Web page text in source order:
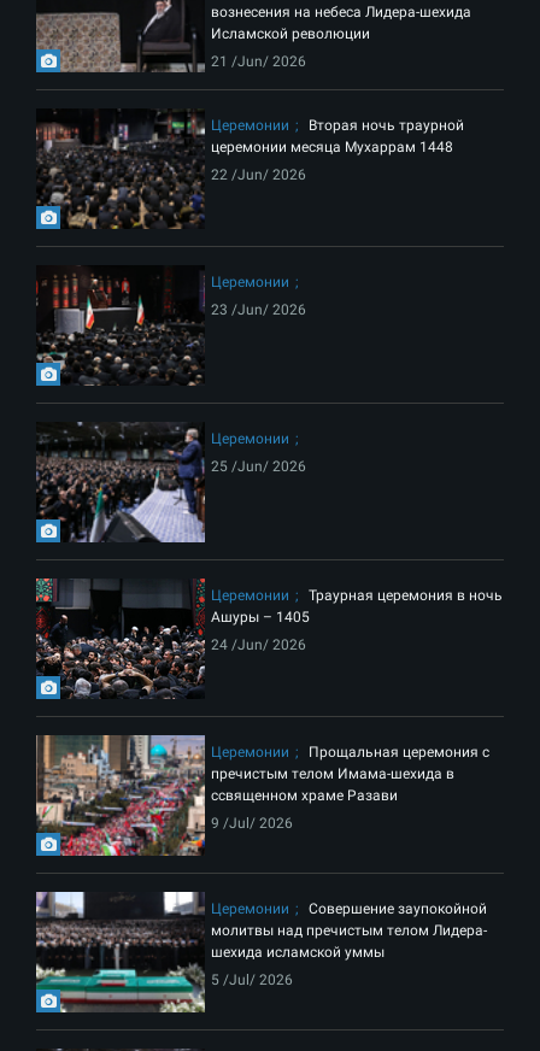
вознесения на небеса Лидера-шехида
Исламской революции
21 /Jun/ 2026
Церемонии
Вторая ночь траурной
церемонии месяца Мухаррам 1448
22 /Jun/ 2026
Церемонии
23 /Jun/ 2026
Церемонии
25 /Jun/ 2026
Церемонии
Траурная церемония в ночь
Ашуры – 1405
24 /Jun/ 2026
Церемонии
Прощальная церемония с
пречистым телом Имама-шехида в
ссвященном храме Разави
9 /Jul/ 2026
Церемонии
Совершение заупокойной
молитвы над пречистым телом Лидера-
шехида исламской уммы
5 /Jul/ 2026